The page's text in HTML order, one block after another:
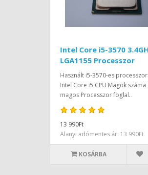
Intel Core i5-3570
LGA1155 Processzor
Használt i5-3570-es
Intel Core i5 CPU Magok száma
magos Processzor foglal..
13 990Ft
Alanyi adómentes ár: 13 990Ft
KOSÁRBA